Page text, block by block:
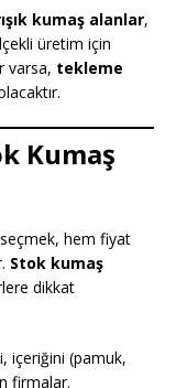
kumaş alanlar,
üretim için
varsa, tekleme
Kumaş
hem fiyat
Stok kumaş
dikkat
içeriğini (pamuk,
firmalar.